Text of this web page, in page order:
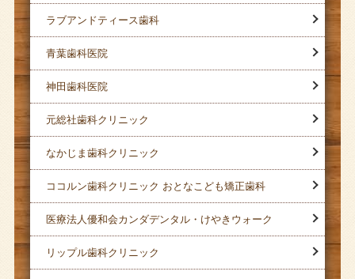
ラブアンドティース歯科
青葉歯科医院
神田歯科医院
元総社歯科クリニック
なかじま歯科クリニック
ココルン歯科クリニック おとなこども矯正歯科
医療法人優和会カンダデンタル・けやきウォーク
リップル歯科クリニック